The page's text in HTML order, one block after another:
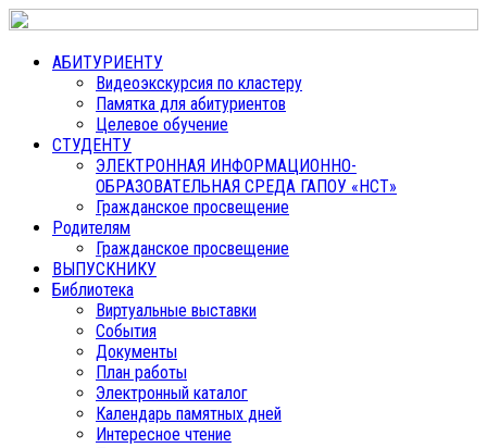
АБИТУРИЕНТУ
Видеоэкскурсия по кластеру
Памятка для абитуриентов
Целевое обучение
СТУДЕНТУ
ЭЛЕКТРОННАЯ ИНФОРМАЦИОННО-
ОБРАЗОВАТЕЛЬНАЯ СРЕДА ГАПОУ «НСТ»
Гражданское просвещение
Родителям
Гражданское просвещение
ВЫПУСКНИКУ
Библиотека
Виртуальные выставки
События
Документы
План работы
Электронный каталог
Календарь памятных дней
Интересное чтение